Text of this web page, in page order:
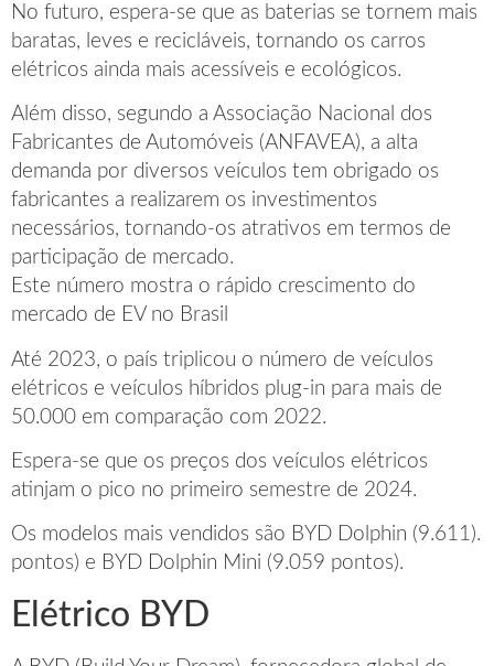
No futuro, espera-se que as baterias se tornem mais
baratas, leves e recicláveis, tornando os carros
elétricos ainda mais acessíveis e ecológicos.
Além disso, segundo a Associação Nacional dos
Fabricantes de Automóveis (ANFAVEA), a alta
demanda por diversos veículos tem obrigado os
fabricantes a realizarem os investimentos
necessários, tornando-os atrativos em termos de
participação de mercado.
Este número mostra o rápido crescimento do
mercado de EV no Brasil
Até 2023, o país triplicou o número de veículos
elétricos e veículos híbridos plug-in para mais de
50.000 em comparação com 2022.
Espera-se que os preços dos veículos elétricos
atinjam o pico no primeiro semestre de 2024.
Os modelos mais vendidos são BYD Dolphin (9.611).
pontos) e BYD Dolphin Mini (9.059 pontos).
Elétrico BYD